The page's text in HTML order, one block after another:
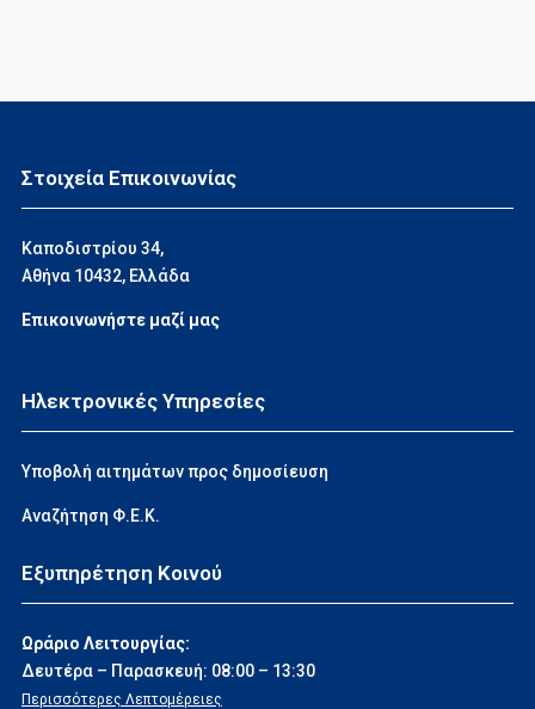
Στοιχεία Επικοινωνίας
Καποδιστρίου 34,
Αθήνα 10432, Ελλάδα
Επικοινωνήστε μαζί μας
Ηλεκτρονικές Υπηρεσίες
Υποβολή αιτημάτων προς δημοσίευση
Αναζήτηση Φ.Ε.Κ.
Εξυπηρέτηση Κοινού
Ωράριο Λειτουργίας:
Δευτέρα – Παρασκευή: 08:00 – 13:30
Περισσότερες Λεπτομέρειες